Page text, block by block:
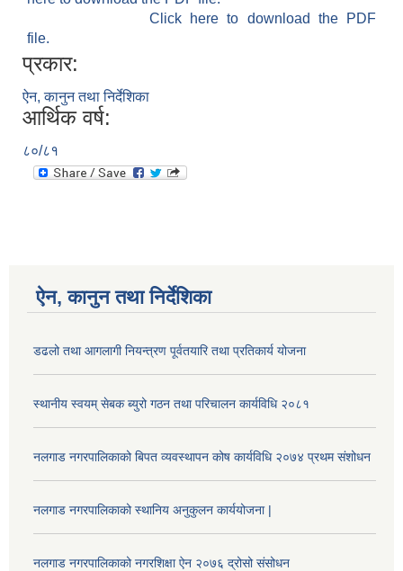
Click here to download the PDF
file.
प्रकार:
ऐन, कानुन तथा निर्देशिका
आर्थिक वर्ष:
८०/८१
ऐन, कानुन तथा निर्देशिका
डढलो तथा आगलागी नियन्त्रण पूर्वतयारि तथा प्रतिकार्य योजना
स्थानीय स्वयम् सेबक ब्युरो गठन तथा परिचालन कार्यविधि २०८१
नलगाड नगरपालिकाको बिपत व्यवस्थापन कोष कार्यविधि २०७४ प्रथम संशोधन
नलगाड नगरपालिकाको स्थानिय अनुकुलन कार्ययोजना |
नलगाड नगरपालिकाको नगरशिक्षा ऐन २०७६ द्रोसो संसोधन